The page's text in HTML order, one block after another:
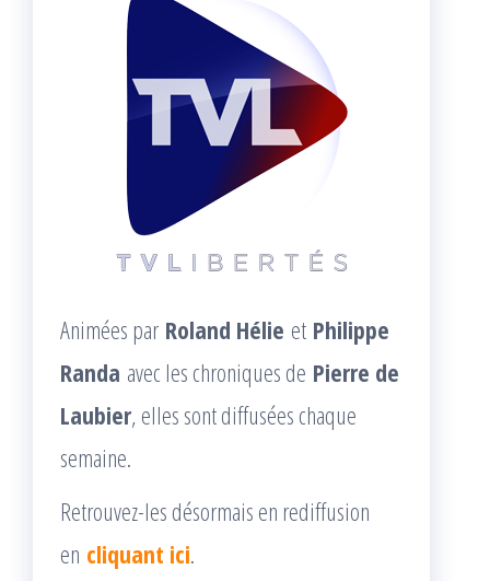
Animées par Roland Hélie et Philippe
Randa avec les chroniques de Pierre de
Laubier, elles sont diffusées chaque
semaine.
Retrouvez-les désormais en rediffusion
en cliquant ici.